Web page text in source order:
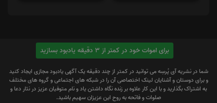
برای اموات خود در کمتر از 3 دقیقه یادبود بسازید
شما در نشریه آی پُرسِه می توانید در کمتر از چند دقیقه یک آگهی یادبود مجازی ایجاد کنید
و برای دوستان و آشنایان لینک اختصاصی آن را در شبکه های اجتماعی و گروه های مختلف
به اشتراک بگذارید و با این کار علاوه بر زنده نگاه داشتن یاد و نام متوفیان عزیز در نثار دعا و
صلوات و فاتحه به روح این عزیزان سهیم باشید.